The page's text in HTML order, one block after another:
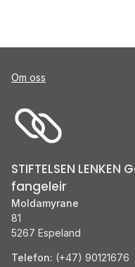
Om oss
STIFTELSEN
fangeleir
Moldamyrane
81
5267 Espeland
Telefon: (+47) 90121676